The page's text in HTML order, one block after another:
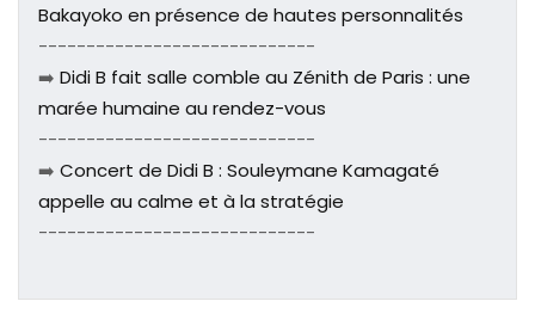
Bakayoko en présence de hautes personnalités
-----------------------------
➡️ Didi B fait salle comble au Zénith de Paris : une
marée humaine au rendez-vous
-----------------------------
➡️ Concert de Didi B : Souleymane Kamagaté
appelle au calme et à la stratégie
-----------------------------